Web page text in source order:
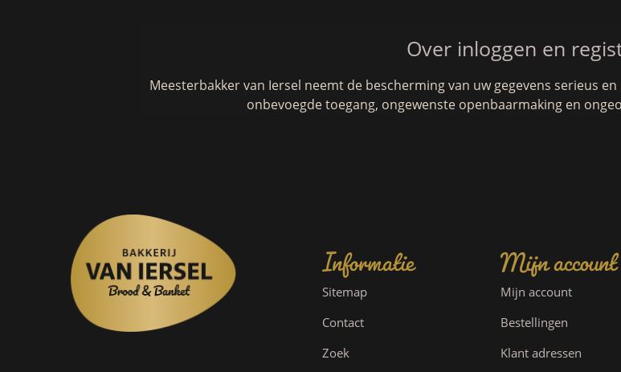
Over inloggen en
Meesterbakker van Iersel neemt de bescherming van uw gegevens serieus
onbevoegde toegang, ongewenste openbaarmaking en
Informatie
Sitemap
Contact
Zoek
Mijn account
Mijn account
Bestellingen
Klant adressen